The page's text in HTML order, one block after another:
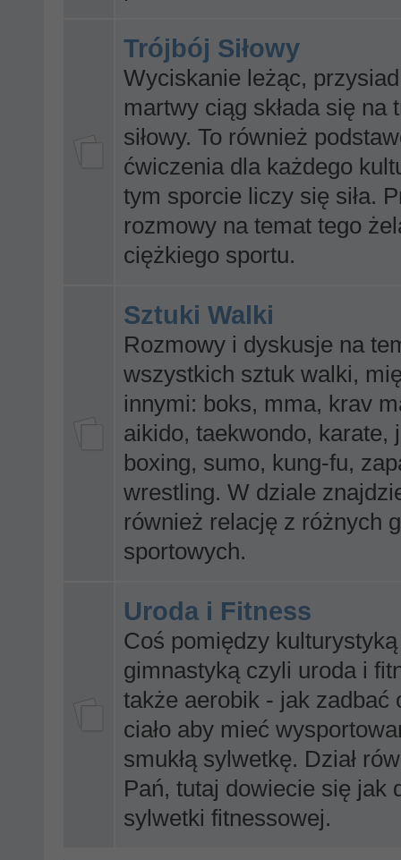
Trójbój Siłowy
Wyciskanie leżąc,
martwy ciąg składa się na
siłowy. To również
ćwiczenia dla każdego
tym sporcie liczy się siła.
rozmowy na temat tego
ciężkiego sportu.
Sztuki Walki
Rozmowy i dyskusje na
wszystkich sztuk walki,
innymi: boks, mma, krav
aikido, taekwondo, karate,
boxing, sumo, kung-fu,
wrestling. W dziale
również relację z różnych
sportowych.
Uroda i Fitness
Coś pomiędzy
gimnastyką czyli uroda i
także aerobik - jak zadbać
ciało aby mieć
smukłą sylwetkę. Dział
Pań, tutaj dowiecie się jak
sylwetki fitnessowej.